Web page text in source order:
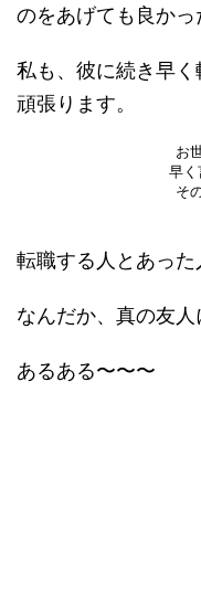
のをあげても良かっ
私も、彼に続き早
頑張ります。
お
早く
そ
転職する人とあった
なんだか、真の友
あるある〜〜〜